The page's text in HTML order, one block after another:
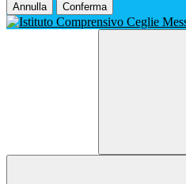
Annulla Conferma